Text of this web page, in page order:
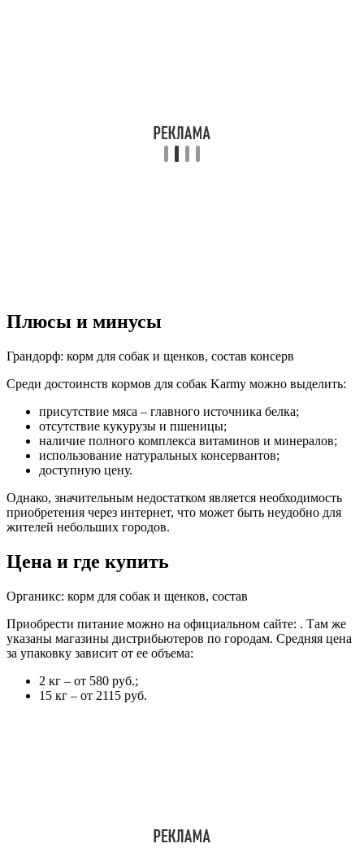
Плюсы и минусы
Грандорф: корм для собак и щенков, состав консерв
Среди достоинств кормов для собак Karmy можно выделить:
присутствие мяса – главного источника белка;
отсутствие кукурузы и пшеницы;
наличие полного комплекса витаминов и минералов;
использование натуральных консервантов;
доступную цену.
Однако, значительным недостатком является необходимость
приобретения через интернет, что может быть неудобно для
жителей небольших городов.
Цена и где купить
Органикс: корм для собак и щенков, состав
Приобрести питание можно на официальном сайте: . Там же
указаны магазины дистрибьютеров по городам. Средняя цена
за упаковку зависит от ее объема:
2 кг – от 580 руб.;
15 кг – от 2115 руб.